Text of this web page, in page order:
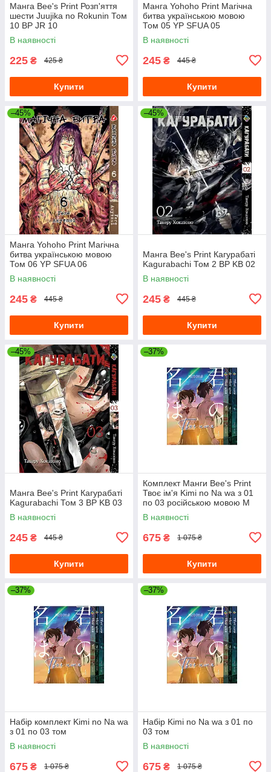
Манга Bee's Print Розп'яття
шести Juujika no Rokunin Том
10 BP JR 10
В наявності
225 ₴ 425 ₴
Купити
Манга Yohoho Print Магічна
битва українською мовою
Том 05 YP SFUA 05
В наявності
245 ₴ 445 ₴
Купити
–45%
Манга Yohoho Print Магічна
битва українською мовою
Том 06 YP SFUA 06
В наявності
245 ₴ 445 ₴
Купити
–45%
Манга Bee's Print Кагурабаті
Kagurabachi Том 2 BP KB 02
В наявності
245 ₴ 445 ₴
Купити
–45%
Манга Bee's Print Кагурабаті
Kagurabachi Том 3 BP KB 03
В наявності
245 ₴ 445 ₴
Купити
–37%
Комплект Манги Bee's Print
Твоє ім'я Kimi no Na wa з 01
по 03 російською мовою M
KNNWSET 01
В наявності
675 ₴ 1 075 ₴
Купити
–37%
Набір комплект Kimi no Na wa
з 01 по 03 том
В наявності
675 ₴ 1 075 ₴
–37%
Набір Kimi no Na wa з 01 по
03 том
В наявності
675 ₴ 1 075 ₴